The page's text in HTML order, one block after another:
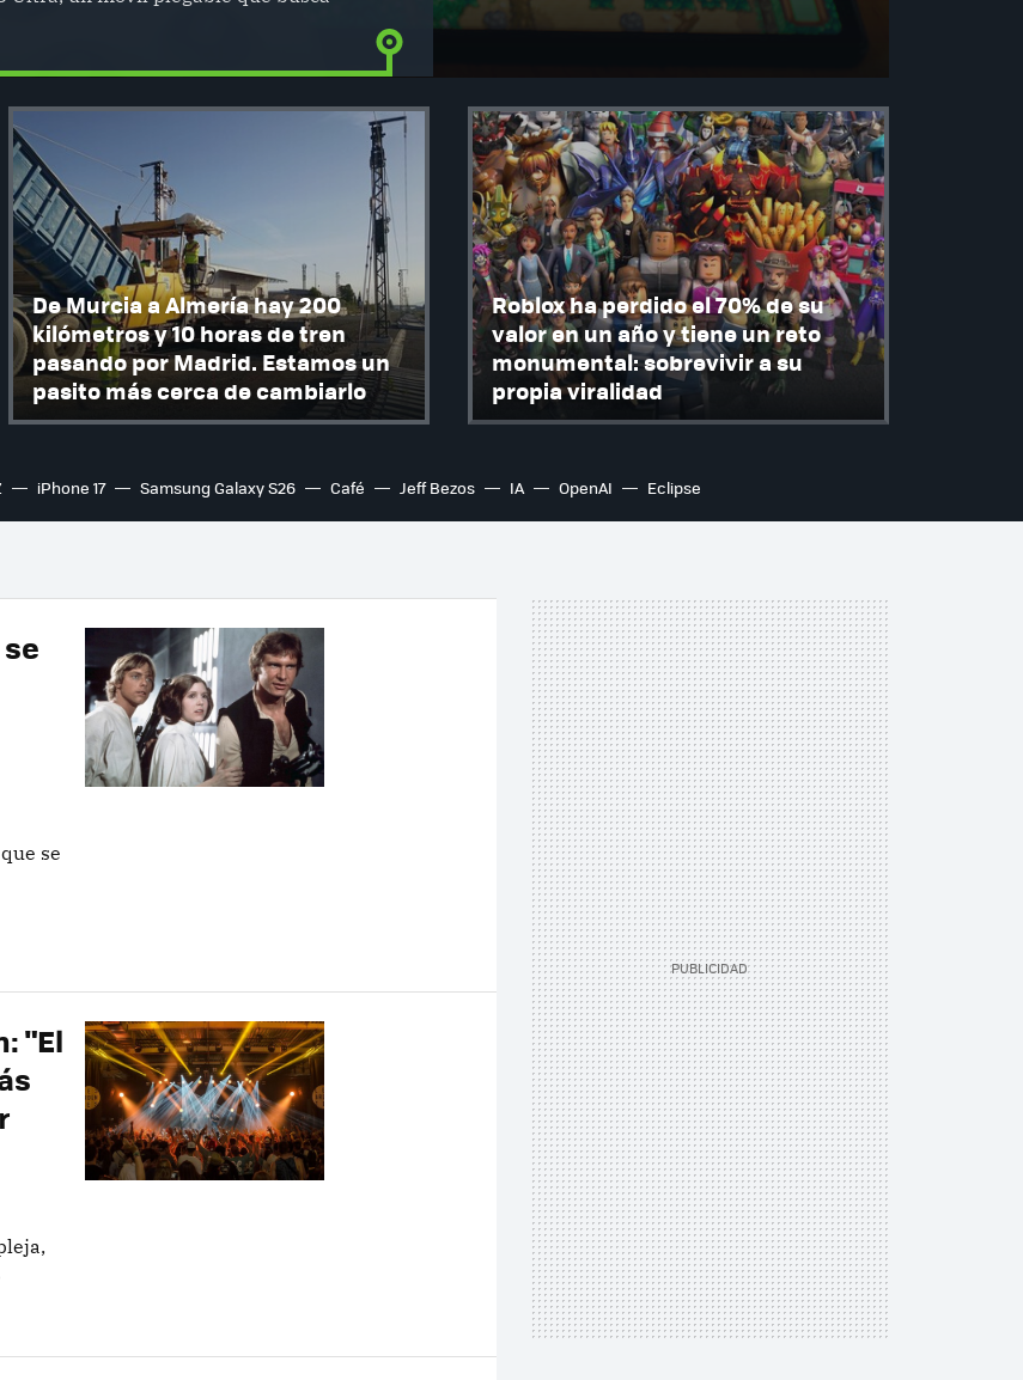
De Murcia a Almería hay 200
kilómetros y 10 horas de tren
pasando por Madrid. Estamos un
pasito más cerca de cambiarlo
Roblox ha perdido el 70% de su
valor en un año y tiene un reto
monumental: sobrevivir a su
propia viralidad
iPhone 17 Samsung Galaxy S26 Café Jeff Bezos IA OpenAI Eclipse
se
"El